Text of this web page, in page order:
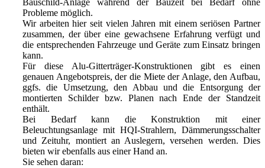
Bauschild-Anlage während der Bauzeit bei Bedarf ohne
Probleme möglich.
Wir arbeiten hier seit vielen Jahren mit einem seriösen Partner
zusammen, der über eine gewachsene Erfahrung verfügt und
die entsprechenden Fahrzeuge und Geräte zum Einsatz bringen
kann.
Für diese Alu-Gitterträger-Konstruktionen gibt es einen
genauen Angebotspreis, der die Miete der Anlage, den Aufbau,
ggfs. die Umsetzung, den Abbau und die Entsorgung der
montierten Schilder bzw. Planen nach Ende der Standzeit
enthält.
Bei Bedarf kann die Konstruktion mit einer
Beleuchtungsanlage mit HQI-Strahlern, Dämmerungsschalter
und Zeituhr, montiert an Auslegern, versehen werden. Dies
bieten wir ebenfalls aus einer Hand an.
Sie sehen daran: